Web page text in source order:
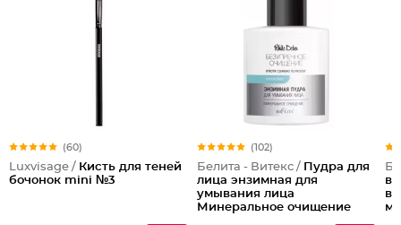
(60)
Luxvisage / Кисть для теней
бочонок mini №3
(102)
Белита - Витекс / Пудра для
лица энзимная для
умывания лица
Минеральное очищение